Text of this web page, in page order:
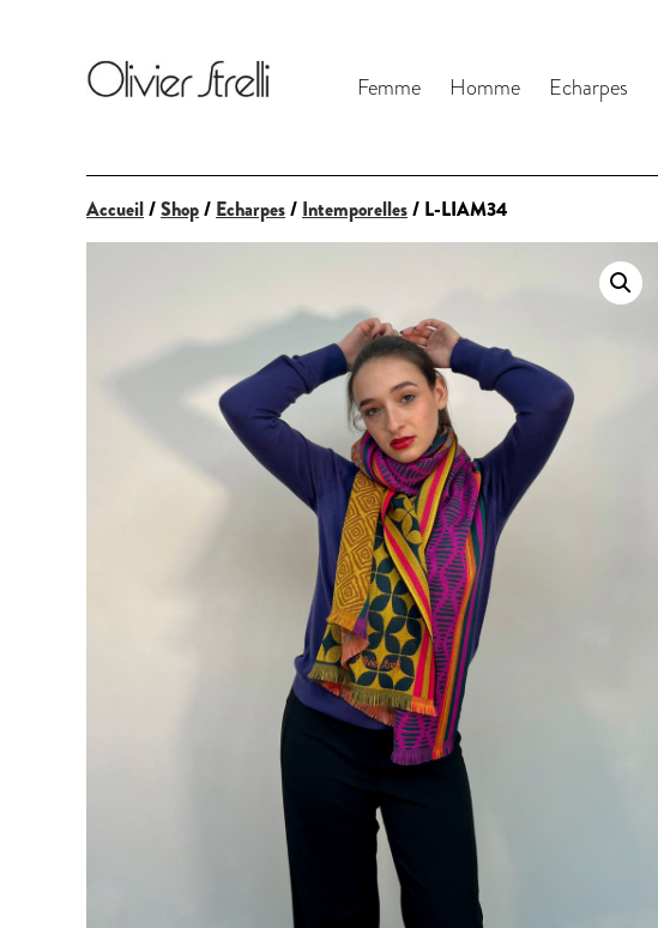
Femme Homme Echarpes
Accueil/Shop/ Echarpes/ Intemporelles/ L-LIAM34